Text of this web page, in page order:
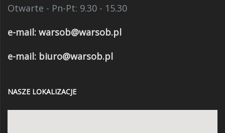
Otwarte - Pn-Pt: 9.30 - 15.30
e-mail: warsob@warsob.pl
e-mail: biuro@warsob.pl
NASZE LOKALIZACJE